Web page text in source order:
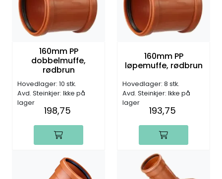
160mm PP
dobbelmuffe,
rødbrun
Hovedlager: 10 stk.
Avd. Steinkjer: Ikke på
lager
198,75
160mm PP
løpemuffe, rødbrun
Hovedlager: 8 stk.
Avd. Steinkjer: Ikke på
lager
193,75